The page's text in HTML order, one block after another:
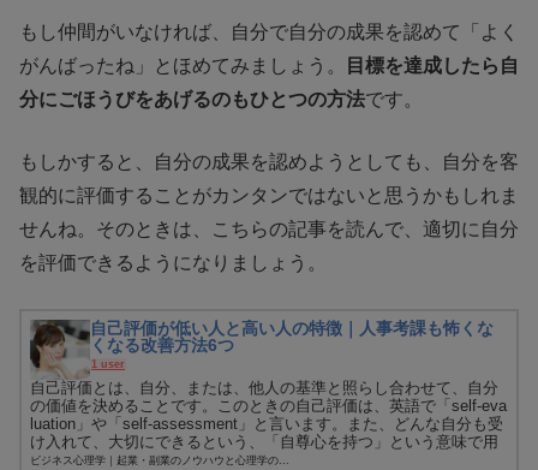
もし仲間がいなければ、自分で自分の成果を認めて「よく
がんばったね」とほめてみましょう。
目標を達成したら自
分にごほうびをあげるのもひとつの方法です。
もしかすると、自分の成果を認めようとしても、自分を客
観的に評価することがカンタンではないと思うかもしれま
せんね。そのときは、こちらの記事を読んで、適切に自分
を評価できるようになりましょう。
自己評価が低い人と高い人の特徴｜人事考課も怖くな
くなる改善方法6つ
1 user
自己評価とは、自分、または、他人の基準と照らし合わせて、自分
の価値を決めることです。このときの自己評価は、英語で「self-eva
luation」や「self-assessment」と言います。また、どんな自分も受
け入れて、大切にできるという、「自尊心を持つ」という意味で用
い...
ビジネス心理学｜起業・副業のノウハウと心理学の...